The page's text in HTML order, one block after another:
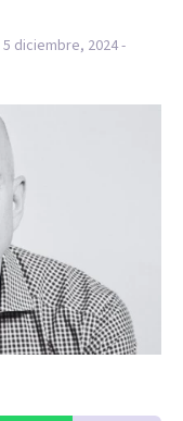
5 diciembre, 2024 -